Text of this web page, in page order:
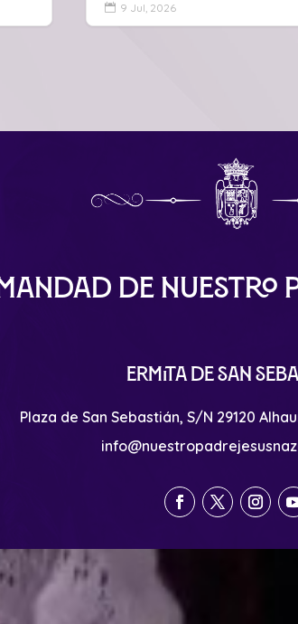
 9 Jul, 2026
de Nuestro
Ermita de San
Plaza de San Sebastián, S/N 29120